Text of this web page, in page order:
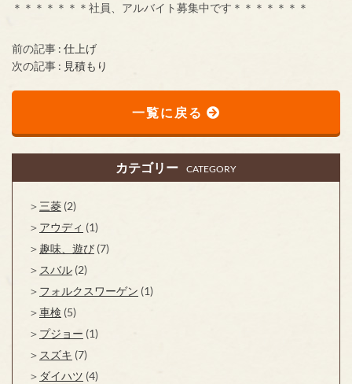
＊＊＊＊＊＊＊社員、アルバイト募集中です＊＊＊＊＊＊＊
前の記事 : 仕上げ
次の記事 : 見積もり
一覧に戻る
カテゴリー CATEGORY
三菱 (2)
アウディ (1)
趣味、遊び (7)
スバル (2)
フォルクスワーゲン (1)
車検 (5)
プジョー (1)
スズキ (7)
ダイハツ (4)